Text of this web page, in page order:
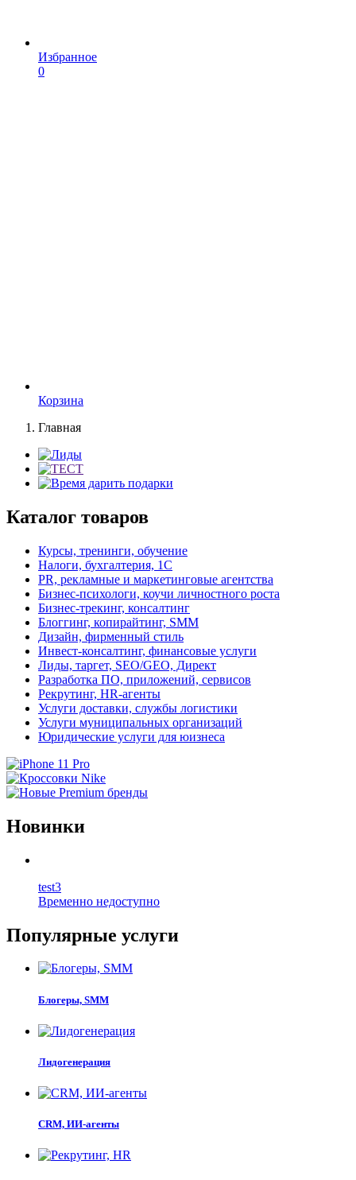
Избранное
0
Корзина
Главная
Каталог товаров
Курсы, тренинги, обучение
Налоги, бухгалтерия, 1С
PR, рекламные и маркетинговые агентства
Бизнес-психологи, коучи личностного роста
Бизнес-трекинг, консалтинг
Блоггинг, копирайтинг, SMM
Дизайн, фирменный стиль
Инвест-консалтинг, финансовые услуги
Лиды, таргет, SEO/GEO, Директ
Разработка ПО, приложений, сервисов
Рекрутинг, HR-агенты
Услуги доставки, службы логистики
Услуги муниципальных организаций
Юридические услуги для юизнеса
Новинки
test3
Временно недоступно
Популярные услуги
Блогеры, SMM
Лидогенерация
CRM, ИИ-агенты